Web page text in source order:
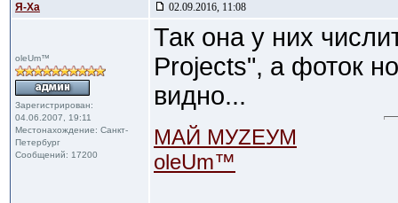
Я-Ха 02.09.2016, 11:08
oleUm™
Зарегистрирован:
04.06.2007, 19:11
Местонахождение: Санкт-
Петербург
Сообщений: 17200
Так она у них
Projects", а фоток
видно...
МАЙ МУZЕУМ
oleUm™